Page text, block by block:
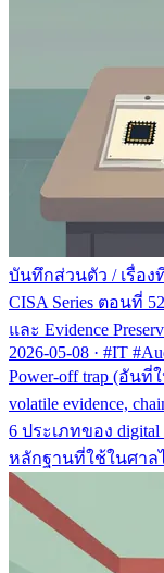
บันทึกส่วนตัว / เรื่อง
CISA Series ตอนที่
และ Evidence
2026-05-08 · #IT
Power-off trap (อันที่
volatile evidence,
6 ประเภทของ
หลักฐานที่ใช้ในศาล